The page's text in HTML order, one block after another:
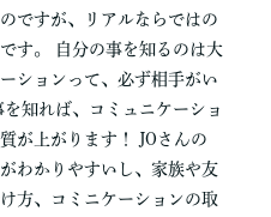
ですが、リアルならではの
す。 自分の事を知るのは大
ションって、必ず相手がい
知れば、コミュニケーショ
が上がります！ JOさんの
わかりやすいし、家族や友
方、コミニケーションの取